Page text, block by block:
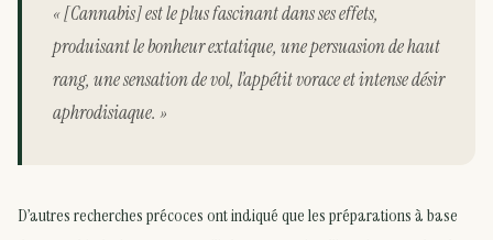
« [Cannabis] est le plus fascinant dans ses effets,
produisant le bonheur extatique, une persuasion de haut
rang, une sensation de vol, l’appétit vorace et intense désir
aphrodisiaque. »
D’autres recherches précoces ont indiqué que les préparations à base